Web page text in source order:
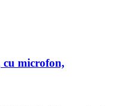
cu microfon,